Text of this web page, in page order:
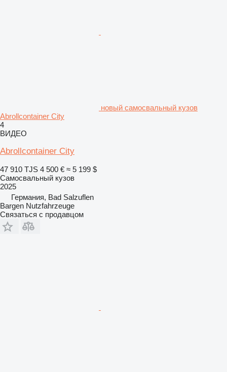
новый самосвальный кузов
Abrollcontainer City
4
ВИДЕО
Abrollcontainer City
47 910 TJS 4 500 € ≈ 5 199 $
Самосвальный кузов
2025
Германия, Bad Salzuflen
Bargen Nutzfahrzeuge
Связаться с продавцом